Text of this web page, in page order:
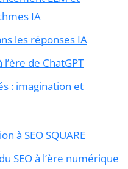
IA
les réponses IA
de ChatGPT
: imagination et
à SEO SQUARE
SEO à l’ère numérique